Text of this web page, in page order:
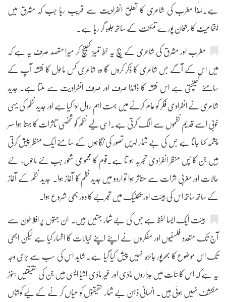
ہے۔لہٰذا مغرب کی شاعری کا تعلق انفرادیت سے قریب رہا جب کہ مشرق میں
اجتماعیت کا رجحان پورے تمکنت کے ساتھ جلوہ گر رہا ہے۔
مغرب اور مشرق کی شاعری کے بیچ یہ خطِ تمیز کھینچ کر میرا مقصد صرف یہ ہے کہ
میں اس کے آگے جس شاعری کا ذکر کروں گا وہ شاعری کس ماحول کا نقشہ آپ کے
سامنے کھینچتی ہے اس نقشہ کا ڈانڈا صرف اور صرف انفرادیت سے ملتا ہے۔ جدید
شاعری نے انفرادی فکر کو عام کرنے میں بہت اہم رول ادا کیا ہے اور جدید نظم کی یہی
خوبی اسے قدیم نظموں سے الگ کرتی ہے۔اسی لیے نظم کو شخصی تاثرات کا بہتا ہوا سر
چشمہ کہا جاتا ہے جس کی بے شمار لہریں تصور کی نگاہوں کے سامنے ایک منظر پیش کرتی
ہیں جن کا پس منظر انفرادی تجربہ ہو تا ہے۔قوم کا مجموعی شعور جب نئے ماحول، نئے
حالات اور مغربی اثرات سے متاثر ہوا تو اردو میں جدید نظم کا آغاز ہوا۔ جدید نظم کے آغاز
کے ساتھ ساتھ اس کی ہیئت اور تکنیک میں تجربے کا دور بھی شروع ہوا۔
ہیئت ایک ایسا لفظ ہے جس کی بے شمار جہتیں ہیں۔ ان جہتوں پر افلاطون سے
آج تک متعدد فلسفیوں اور مفکروں نے اپنے اپنے خیالات کا اظہار کیا ہے لیکن ابھی
تک اس موضوع کا بھرپور جائزہ نہیں پیش کیا گیا ہے۔ شاید اس کی سب سے بڑی وجہ
یہ ہے کہ اس کائنات میں ہزاروں مادّی اور غیر مادّی اشیا ایسی ہیں جن کی حقیقتیں ہنوز
منکشف نہیں ہوئی ہیں۔ انسانی ذہن بے شمار حقیقتوں کو عیاں کر نے کے لیے کوشاں